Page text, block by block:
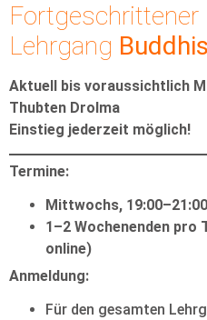
Fortgeschrittener
Lehrgang
Aktuell bis voraussichtlich
Thubten Drolma
Einstieg jederzeit möglich!
Termine:
Mittwochs,
1–2 Wochenenden pro
online)
Anmeldung:
Für den gesamten